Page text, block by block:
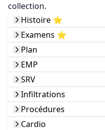
collection.
Histoire ⭐️
Examens ⭐️
Plan
EMP
SRV
Infiltrations
Procédures
Cardio